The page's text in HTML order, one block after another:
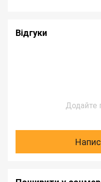
Відгуки
Додайте